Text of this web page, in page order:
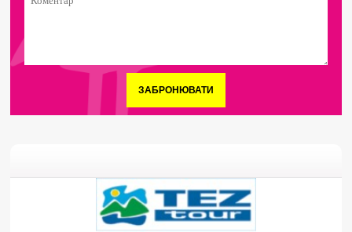
ЗАБРОНЮВАТИ